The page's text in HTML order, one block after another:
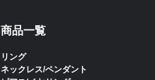
商品一覧
リング
ネックレス/ペンダント